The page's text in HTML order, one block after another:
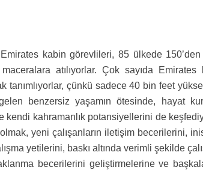
kabin görevlileri, 85 ülkede
atılıyorlar. Çok sayıda Emirates
tanımlıyorlar, çünkü sadece 40 bin feet
benzersiz yaşamın ötesinde, hayat
kahramanlık potansiyellerini de
yeni çalışanların iletişim becerilerini,
yetilerini, baskı altında verimli şekilde
becerilerini geliştirmelerine ve